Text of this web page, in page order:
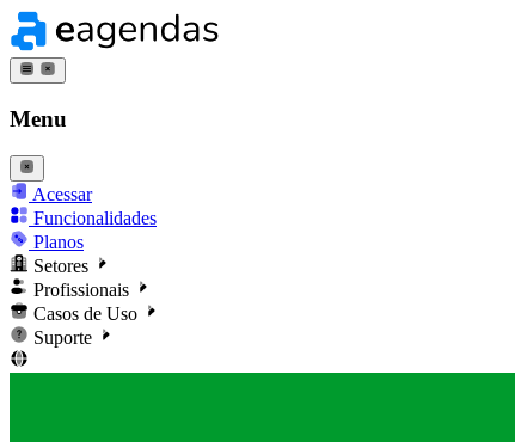
Menu
Acessar
Funcionalidades
Planos
Setores
Profissionais
Casos de Uso
Suporte